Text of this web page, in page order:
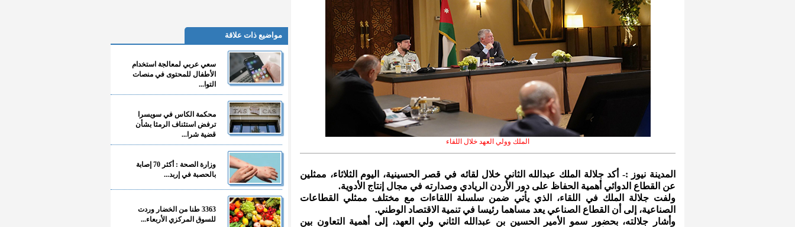
الملك وولي العهد خلال اللقاء
المدينة نيوز :- أكد جلالة الملك عبدالله الثاني خلال لقائه في قصر الحسينية، اليوم الثلاثاء، ممثلين
عن القطاع الدوائي أهمية الحفاظ على دور الأردن الريادي وصدارته في مجال إنتاج الأدوية.
ولفت جلالة الملك في اللقاء، الذي يأتي ضمن سلسلة اللقاءات مع مختلف ممثلي القطاعات
الصناعية، إلى أن القطاع الصناعي يعد مساهما رئيسا في تنمية الاقتصاد الوطني.
وأشار جلالته، بحضور سمو الأمير الحسين بن عبدالله الثاني ولي العهد، إلى أهمية التعاون بين
مواضيع ذات علاقة
سعي عربي لمعالجة استخدام
الأطفال للمحتوى في منصات
التوا...
محكمة الكاس في سويسرا
ترفض استئناف الرمثا بشأن
قضية شرا...
وزارة الصحة : أكثر 70 إصابة
بالحصبة في إربد...
3363 طنا من الخضار وردت
للسوق المركزي الأربعاء...